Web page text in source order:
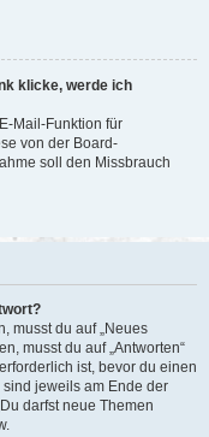
klicke, werde ich
Mail-Funktion für
von der Board-
soll den Missbrauch
musst du auf „Neues
musst du auf „Antworten“
ist, bevor du einen
jeweils am Ende der
darfst neue Themen